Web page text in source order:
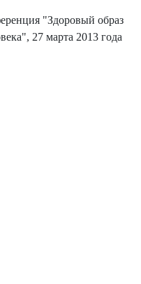
"Здоровый образ
27 марта 2013 года